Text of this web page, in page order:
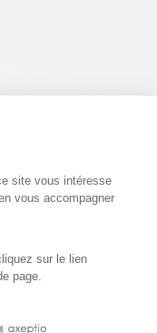
site vous intéresse
vous accompagner
sur le lien
page.